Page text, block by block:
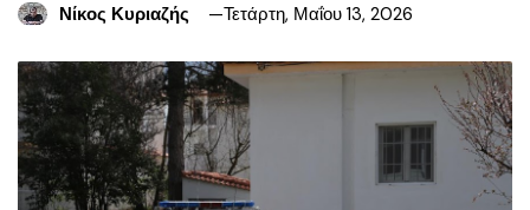
Νίκος Κυριαζής
Τετάρτη, Μαΐου 13, 2026